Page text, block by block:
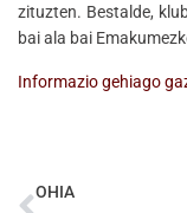
zituzten. Bestalde,
bai ala bai
Informazio gehiago
OHIA